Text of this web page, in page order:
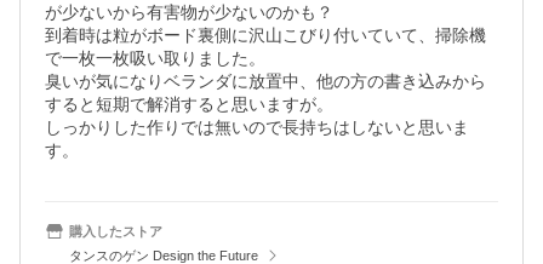
が少ないから有害物が少ないのかも？
到着時は粒がボード裏側に沢山こびり付いていて、掃除機
で一枚一枚吸い取りました。
臭いが気になりベランダに放置中、他の方の書き込みから
すると短期で解消すると思いますが。
しっかりした作りでは無いので長持ちはしないと思いま
す。
購入したストア
タンスのゲン Design the Future